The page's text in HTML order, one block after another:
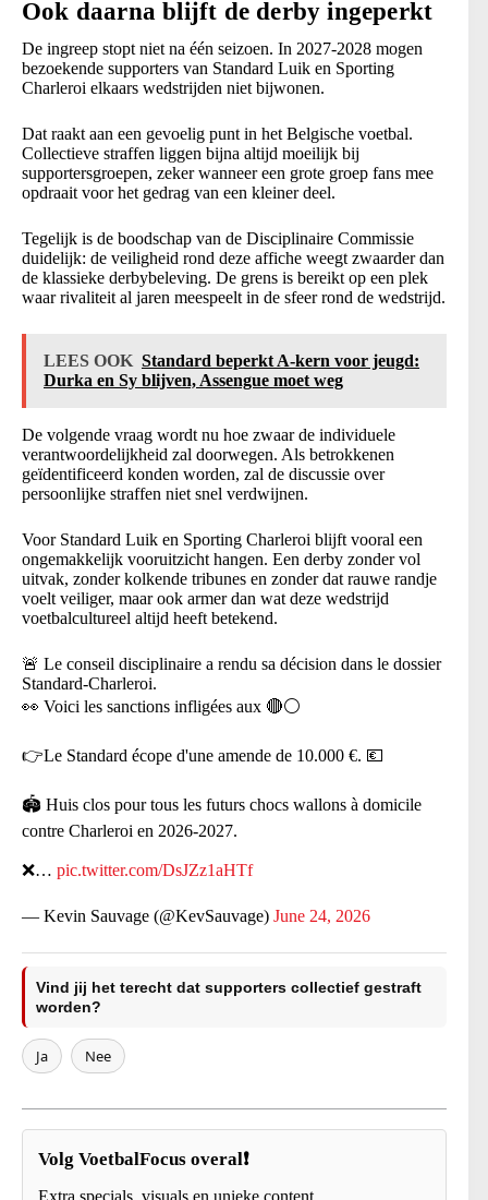
Ook daarna blijft de derby ingeperkt
De ingreep stopt niet na één seizoen. In 2027-2028 mogen
bezoekende supporters van Standard Luik en Sporting
Charleroi elkaars wedstrijden niet bijwonen.
Dat raakt aan een gevoelig punt in het Belgische voetbal.
Collectieve straffen liggen bijna altijd moeilijk bij
supportersgroepen, zeker wanneer een grote groep fans mee
opdraait voor het gedrag van een kleiner deel.
Tegelijk is de boodschap van de Disciplinaire Commissie
duidelijk: de veiligheid rond deze affiche weegt zwaarder dan
de klassieke derbybeleving. De grens is bereikt op een plek
waar rivaliteit al jaren meespeelt in de sfeer rond de wedstrijd.
LEES OOK Standard beperkt A-kern voor jeugd:
Durka en Sy blijven, Assengue moet weg
De volgende vraag wordt nu hoe zwaar de individuele
verantwoordelijkheid zal doorwegen. Als betrokkenen
geïdentificeerd konden worden, zal de discussie over
persoonlijke straffen niet snel verdwijnen.
Voor Standard Luik en Sporting Charleroi blijft vooral een
ongemakkelijk vooruitzicht hangen. Een derby zonder vol
uitvak, zonder kolkende tribunes en zonder dat rauwe randje
voelt veiliger, maar ook armer dan wat deze wedstrijd
voetbalcultureel altijd heeft betekend.
🚨 Le conseil disciplinaire a rendu sa décision dans le dossier
Standard-Charleroi.
👀 Voici les sanctions infligées aux 🔴⚪️
👉Le Standard écope d'une amende de 10.000 €. 💶
🏟 Huis clos pour tous les futurs chocs wallons à domicile
contre Charleroi en 2026-2027.
❌️… pic.twitter.com/DsJZz1aHTf
— Kevin Sauvage (@KevSauvage) June 24, 2026
Vind jij het terecht dat supporters collectief gestraft
worden?
Ja Nee
Volg VoetbalFocus overal❗
Extra specials, visuals en unieke content.